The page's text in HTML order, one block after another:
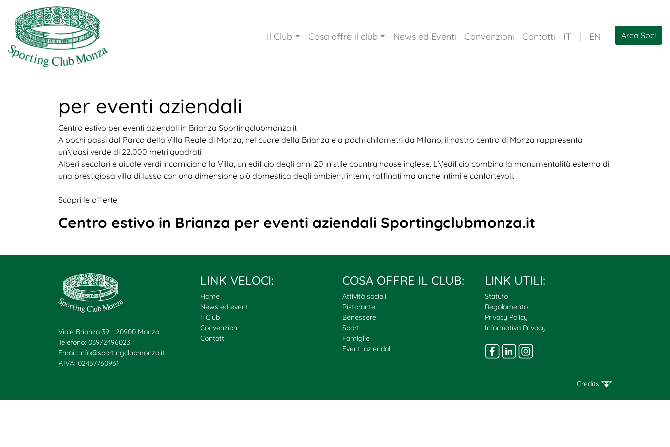
Il Club Cosa offre il club News ed Eventi Convenzioni Contatti IT | EN Area Soci
per eventi aziendali
Centro estivo per eventi aziendali in Brianza Sportingclubmonza.it
A pochi passi dal Parco della Villa Reale di Monza, nel cuore della Brianza e a pochi chilometri da Milano, il nostro centro di Monza rappresenta
un\'oasi verde di 22.000 metri quadrati.
Alberi secolari e aiuole verdi incorniciano la Villa, un edificio degli anni 20 in stile country house inglese. L\'edificio combina la monumentalità esterna di
una prestigiosa villa di lusso con una dimensione più domestica degli ambienti interni, raffinati ma anche intimi e confortevoli.
Scopri le offerte.
Centro estivo in Brianza per eventi aziendali Sportingclubmonza.it
Viale Brianza 39 - 20900 Monza
Telefono: 039/2496023
Email: info@sportingclubmonza.it
P.IVA: 02457760961
LINK VELOCI:
Home
News ed eventi
Il Club
Convenzioni
Contatti
COSA OFFRE IL CLUB:
Attività sociali
Ristorante
Benessere
Sport
Famiglie
Eventi aziendali
LINK UTILI:
Statuto
Regolamento
Privacy Policy
Informativa Privacy
Credits